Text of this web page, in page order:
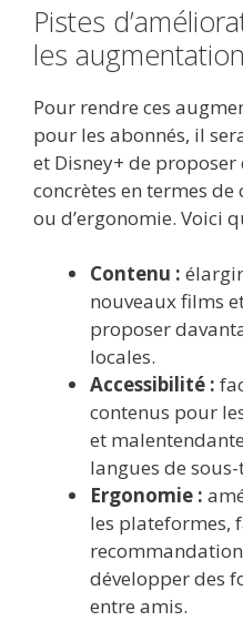
Pistes
les
Pour rendre ces
pour les abonnés, il
et Disney+ de
concrètes en termes de
ou d’ergonomie. Voici
Contenu :
nouveaux films
proposer
locales.
Accessibilité :
contenus pour
et
langues de
Ergonomie :
les plateformes,
développer des
entre amis.